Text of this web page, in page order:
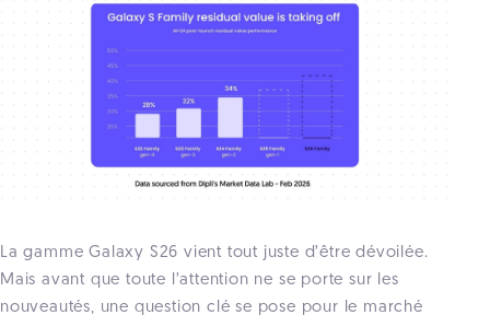
La gamme Galaxy S26 vient tout juste d’être dévoilée.
Mais avant que toute l’attention ne se porte sur les
nouveautés, une question clé se pose pour le marché